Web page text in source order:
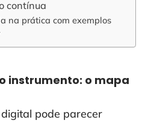
contínua
na prática com exemplos
instrumento: o mapa
pode parecer